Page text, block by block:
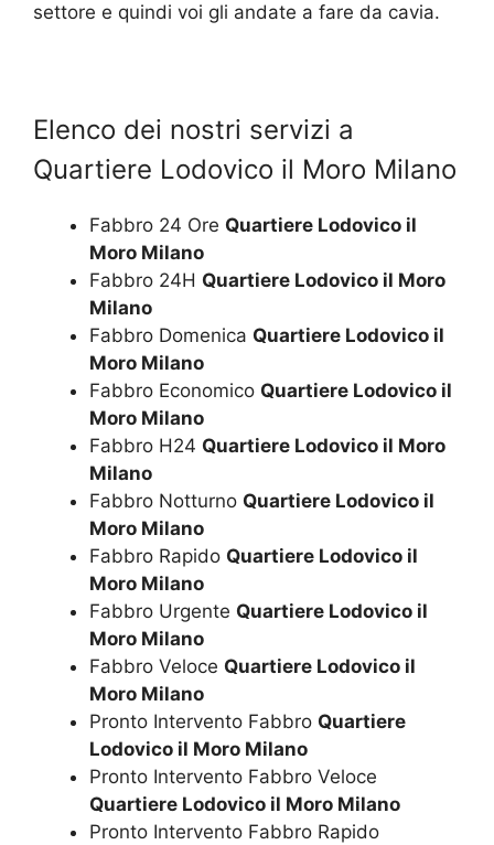
settore e quindi voi gli andate a fare da cavia.
Elenco dei nostri servizi a
Quartiere Lodovico il Moro Milano
Fabbro 24 Ore Quartiere Lodovico il
Moro Milano
Fabbro 24H Quartiere Lodovico il Moro
Milano
Fabbro Domenica Quartiere Lodovico il
Moro Milano
Fabbro Economico Quartiere Lodovico il
Moro Milano
Fabbro H24 Quartiere Lodovico il Moro
Milano
Fabbro Notturno Quartiere Lodovico il
Moro Milano
Fabbro Rapido Quartiere Lodovico il
Moro Milano
Fabbro Urgente Quartiere Lodovico il
Moro Milano
Fabbro Veloce Quartiere Lodovico il
Moro Milano
Pronto Intervento Fabbro Quartiere
Lodovico il Moro Milano
Pronto Intervento Fabbro Veloce
Quartiere Lodovico il Moro Milano
Pronto Intervento Fabbro Rapido